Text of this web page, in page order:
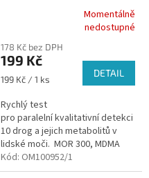
produktu
je
5,0
5
hvězdiček.
Momentálně
nedostupné
178 Kč bez DPH
199 Kč
Měrná
199 Kč / 1 ks
DETAIL
Rychlý test
pro paralelní kvalitativní detekci
10 drog a jejich metabolitů v
lidské moči. MOR 300, MDMA
500, COC 300, MTD 300, BAR
300, BZD 300, AMP 1000,...
Kód: OM100952/1